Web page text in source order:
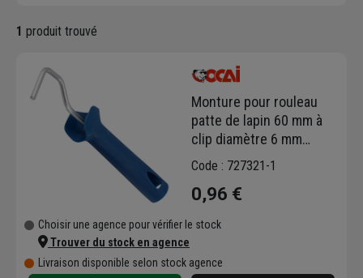
l'outillage pour le bâtiment avec des gammes
protection et entretien.
Ocai est reconnu en Europe et dans le monde
pour ses produits de qualité. Retrouvez notre
sélection pour réaliser tous vos travaux de
peinture et munissez-vous d'un rouleau, d'une
rallonge télescopique, d'un bac à peinture,
d'un pinceau, d'une brosse et d'une grille
1 produit trouvé
Monture pour rouleau
patte de lapin 60 mm à
clip diamètre 6 mm
longueur 190 mm
Code : 727321-1
0,96 €
Choisir une agence pour vérifier le stock
Trouver du stock en agence
Livraison disponible selon stock agence